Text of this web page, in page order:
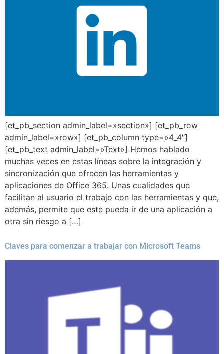
[et_pb_section admin_label=»section»] [et_pb_row
admin_label=»row»] [et_pb_column type=»4_4″]
[et_pb_text admin_label=»Text»] Hemos hablado
muchas veces en estas líneas sobre la integración y
sincronización que ofrecen las herramientas y
aplicaciones de Office 365. Unas cualidades que
facilitan al usuario el trabajo con las herramientas y que,
además, permite que este pueda ir de una aplicación a
otra sin riesgo a […]
Claves para comenzar a trabajar con Microsoft Teams